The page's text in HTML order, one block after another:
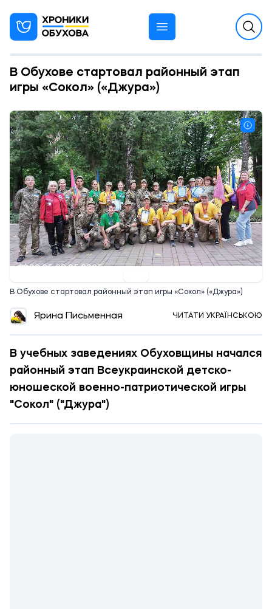
В Обухове стартовал районный этап
игры «Сокол» («Джура»)
09:05 29.05.2025
В Обухове стартовал районный этап игры «Сокол» («Джура»)
Ярина Письменная ЧИТАТИ УКРАЇНСЬКОЮ
В учебных заведениях Обуховщины начался
районный этап Всеукраинской детско-
юношеской военно-патриотической игры
"Сокол" ("Джура")